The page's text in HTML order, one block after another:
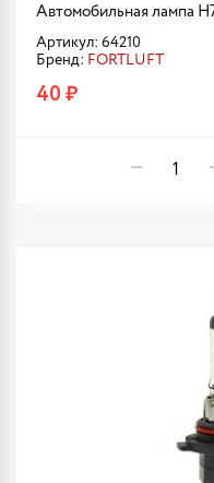
Автомобильная лампа
Артикул: 64210
Бренд: FORTLUFT
40 ₽